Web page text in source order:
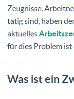
Zeugnisse.
tätig sind, haben
aktuelles
für dies Problem ist
Was ist ein